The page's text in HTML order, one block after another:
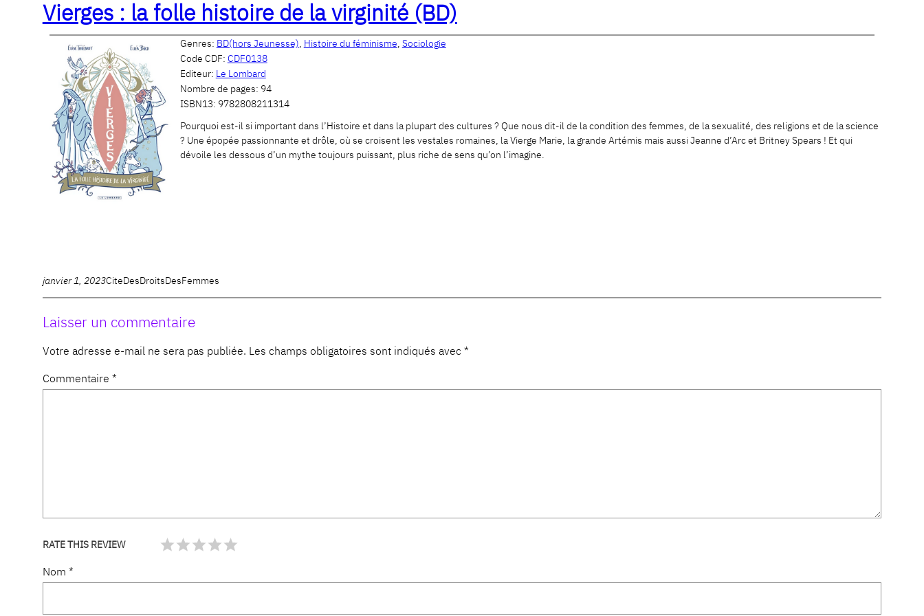
Vierges : la folle histoire de la virginité (BD)
Genres: BD(hors Jeunesse), Histoire du féminisme, Sociologie
Code CDF: CDF0138
Editeur: Le Lombard
Nombre de pages: 94
ISBN13: 9782808211314
Pourquoi est-il si important dans l’Histoire et dans la plupart des cultures ? Que nous dit-il de la condition des femmes, de la sexualité, des religions et de la science
? Une épopée passionnante et drôle, où se croisent les vestales romaines, la Vierge Marie, la grande Artémis mais aussi Jeanne d’Arc et Britney Spears ! Et qui
dévoile les dessous d’un mythe toujours puissant, plus riche de sens qu’on l’imagine.
janvier 1, 2023CiteDesDroitsDesFemmes
Laisser un commentaire
Votre adresse e-mail ne sera pas publiée. Les champs obligatoires sont indiqués avec *
Commentaire *
RATE THIS REVIEW
Nom *